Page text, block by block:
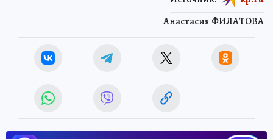
Анастасия ФИЛАТОВА